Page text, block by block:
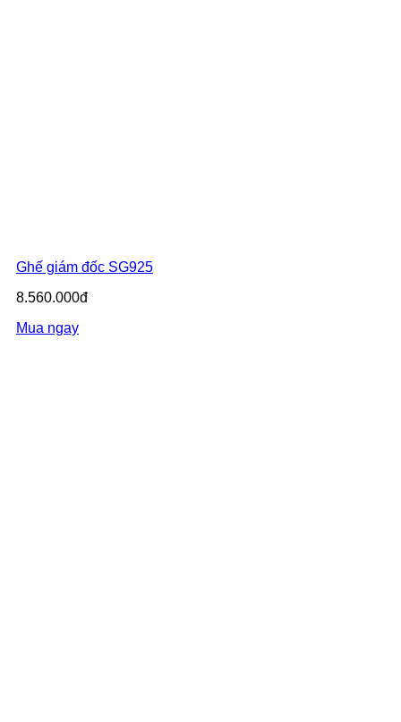
Ghế giám đốc SG925
8.560.000đ
Mua ngay